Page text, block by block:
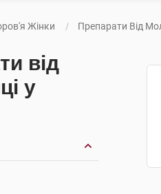
Жінки Препарати Від
від
у